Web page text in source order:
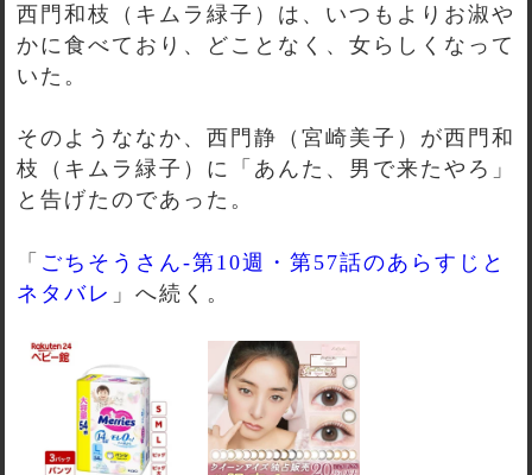
西門和枝（キムラ緑子）は、いつもよりお淑や
かに食べており、どことなく、女らしくなって
いた。
そのようななか、西門静（宮崎美子）が西門和
枝（キムラ緑子）に「あんた、男で来たやろ」
と告げたのであった。
「 ごちそうさん-第10週・第57話のあらすじと
ネタバレ 」へ続く。